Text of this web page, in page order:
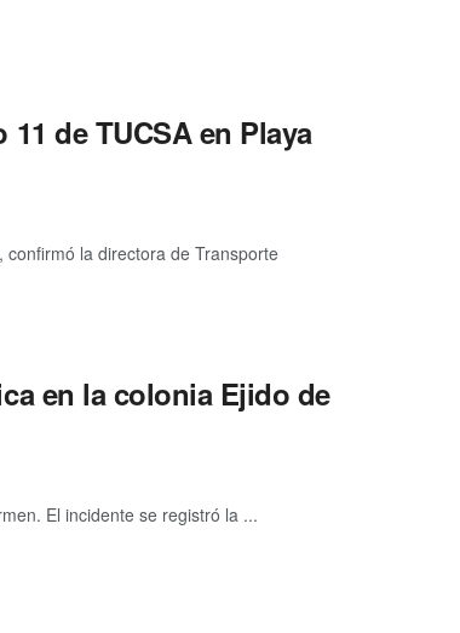
de TUCSA en Playa
la directora de Transporte
en la colonia Ejido de
El incidente se registró la ...